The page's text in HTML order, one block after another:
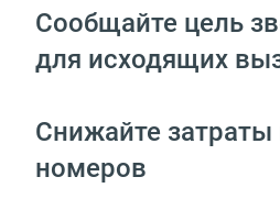
Сообщайте цель
для исходящих
Снижайте затраты
номеров